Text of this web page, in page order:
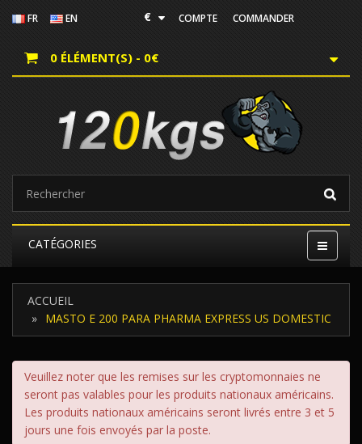
FR EN € COMPTE COMMANDER
0 ÉLÉMENT(S) - 0€
CATÉGORIES
ACCUEIL
MASTO E 200 PARA PHARMA EXPRESS US DOMESTIC
Veuillez noter que les remises sur les cryptomonnaies ne
seront pas valables pour les produits nationaux américains.
Les produits nationaux américains seront livrés entre 3 et 5
jours une fois envoyés par la poste.